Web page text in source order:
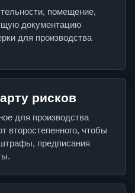
помещение,
документацию
для производства
рисков
для производства
второстепенного, чтобы
предписания